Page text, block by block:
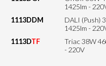
1425lm -
1113DDM
DALI (Push)
1425lm -
1113DTF
Triac 38W
- 220V